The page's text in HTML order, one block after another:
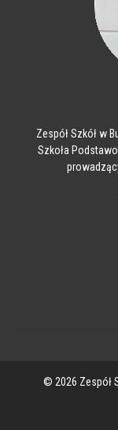
Zespół Szkół w
Szkoła
© 2026 Zespół